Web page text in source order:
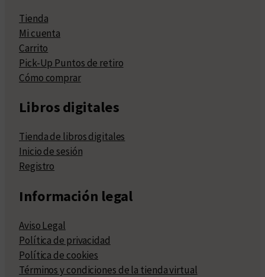
Tienda
Mi cuenta
Carrito
Pick-Up Puntos de retiro
Cómo comprar
Libros digitales
Tienda de libros digitales
Inicio de sesión
Registro
Información legal
Aviso Legal
Política de privacidad
Política de cookies
Términos y condiciones de la tienda virtual